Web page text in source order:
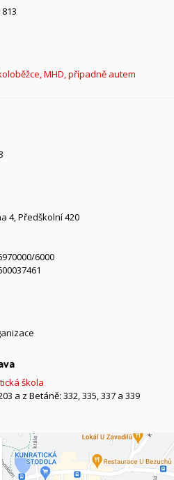
MHD, případně autem
4, Předškolní 420
6000
škola
a z Betáně: 332, 335, 337 a 339